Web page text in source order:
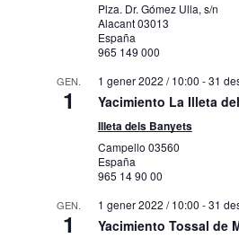
Plza. Dr. Gómez Ulla, s/n
Alacant03013
España
965 149 000
GEN.
1
1 gener 2022 / 10:00 -31
Yacimiento La Illeta
Illeta dels Banyets
Campello 03560
España
965 14 90 00
GEN.
1
1 gener 2022 / 10:00 -31
Yacimiento Tossal de